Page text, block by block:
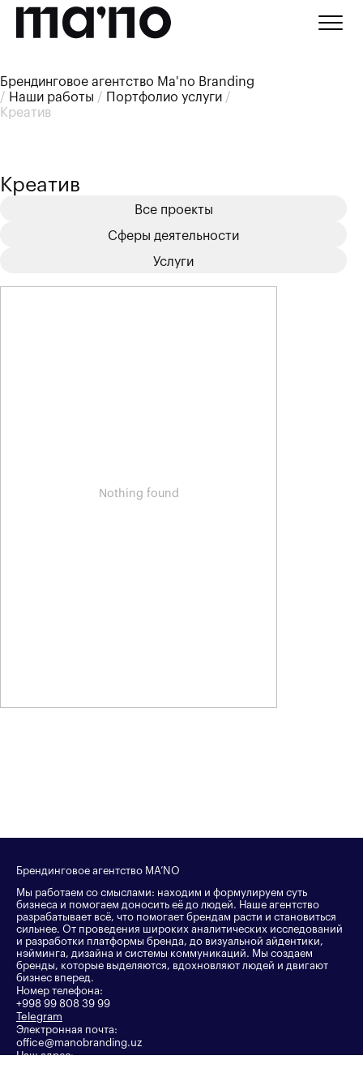
Брендинговое агентство Ma'no Branding
/ Наши работы / Портфолио услуги /
Креатив
Креатив
Все проекты
Сферы деятельности
Услуги
Nothing found
Брендинговое агентство MA’NO
Мы работаем со смыслами: находим и формулируем суть
бизнеса и помогаем доносить её до людей. Наше агентство
разрабатывает всё, что помогает брендам расти и становиться
сильнее. От проведения широких аналитических исследований
и разработки платформы бренда, до визуальной айдентики,
нэйминга, дизайна и системы коммуникаций. Мы создаем
бренды, которые выделяются, вдохновляют людей и двигают
бизнес вперед.
Номер телефона:
+998 99 808 39 99
Telegram
Электронная почта:
office@manobranding.uz
Наш адрес: